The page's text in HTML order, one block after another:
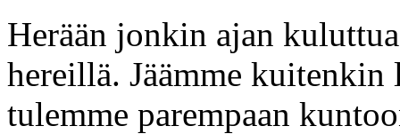
Herään jonkin ajan
hereillä. Jäämme kuitenkin
tulemme parempaan